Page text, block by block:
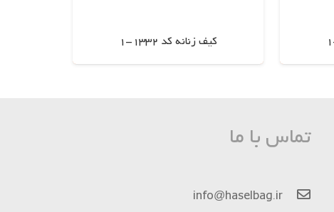
کیف زنانه کد 1332-1
تماس با ما
info@haselbag.ir